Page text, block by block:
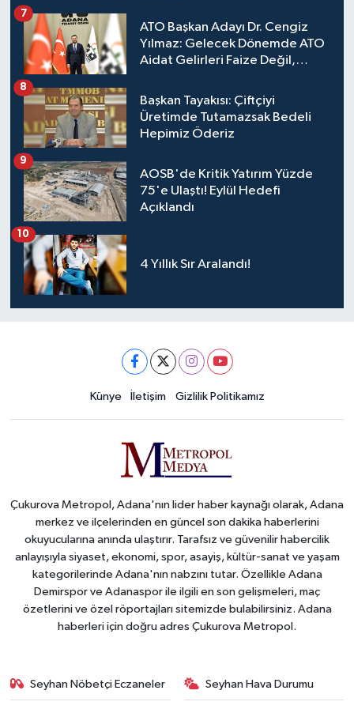
ATO Başkan Adayı Dr. Cengiz
Yılmaz: Gelecek Dönemde ATO
Aidat Gelirleri Faize Değil,
Yatırılacak
7
Başkan Tayakısı: Çiftçiyi
Üretimde Tutamazsak Bedeli
Hepimiz Öderiz
8
AOSB'de Kritik Yatırım Yüzde
75'e Ulaştı! Eylül Hedefi
Açıklandı
9
4 Yıllık Sır Aralandı!
10
Künye İletişim Gizlilik Politikamız
Çukurova Metropol, Adana'nın lider haber kaynağı olarak, Adana
merkez ve ilçelerinden en güncel son dakika haberlerini
okuyucularına anında ulaştırır. Tarafsız ve güvenilir habercilik
anlayışıyla siyaset, ekonomi, spor, asayiş, kültür-sanat ve yaşam
kategorilerinde Adana'nın nabzını tutar. Özellikle Adana
Demirspor ve Adanaspor ile ilgili en son gelişmeleri, maç
özetlerini ve özel röportajları sitemizde bulabilirsiniz. Adana
haberleri için doğru adres Çukurova Metropol.
Seyhan Nöbetçi Eczaneler Seyhan Hava Durumu